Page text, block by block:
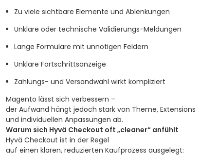
Zu viele sichtbare Elemente und Ablenkungen
Unklare oder technische Validierungs-Meldungen
Lange Formulare mit unnötigen Feldern
Unklare Fortschrittsanzeige
Zahlungs- und Versandwahl wirkt kompliziert
Magento lässt sich verbessern –
der Aufwand hängt jedoch stark von Theme, Extensions
und individuellen Anpassungen ab.
Warum sich Hyvä Checkout oft „cleaner“ anfühlt
Hyvä Checkout ist in der Regel
auf einen klaren, reduzierten Kaufprozess ausgelegt: